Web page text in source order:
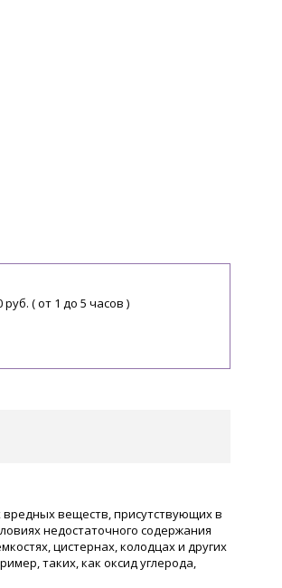
руб. ( от 1 до 5 часов )
веществ, присутствующих в
недостаточного содержания
цистернах, колодцах и других
таких, как оксид углерода,